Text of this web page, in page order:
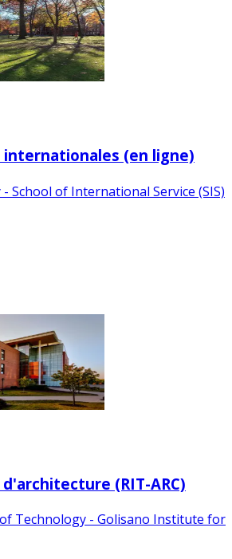
internationales (en ligne)
School of International Service (SIS)
(RIT-ARC)
Technology - Golisano Institute for